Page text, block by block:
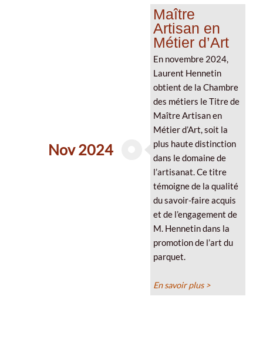
Maître
Artisan en
Métier d’Art
En novembre 2024,
Laurent Hennetin
obtient de la Chambre
des métiers le Titre de
Maître Artisan en
Métier d’Art, soit la
plus haute distinction
dans le domaine de
l’artisanat. Ce titre
témoigne de la qualité
du savoir-faire acquis
et de l’engagement de
M. Hennetin dans la
promotion de l’art du
parquet.
En savoir plus >
Nov 2024